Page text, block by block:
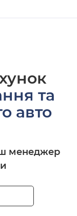
та
авто
менеджер